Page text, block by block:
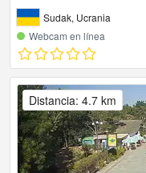
Sudak, Ucrania
Webcam en línea
Distancia: 4.7 km